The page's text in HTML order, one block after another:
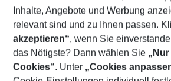
Footer
Footer navigation
Inhalte, Angebote und Werbung
relevant sind und zu Ihnen passen.
akzeptieren“, wenn Sie
das Nötigste? Dann wählen Sie
Cookies“. Unter „Cookies